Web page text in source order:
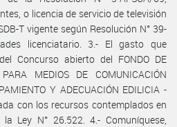
o licencia de servicio de televisión
T vigente según Resolución N° 39-
licenciatario. 3.- El gasto que
Concurso abierto del FONDO DE
MEDIOS DE COMUNICACIÓN
Y ADECUACIÓN EDILICIA -
con los recursos contemplados en
Ley N° 26.522. 4.- Comuníquese,